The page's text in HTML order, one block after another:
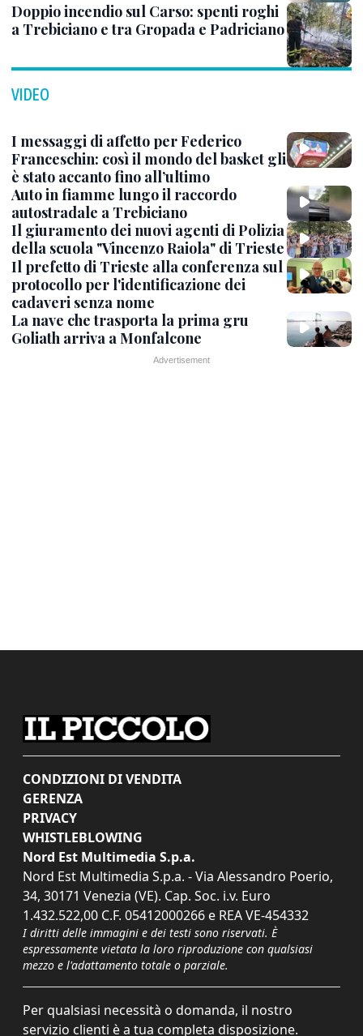
Doppio incendio sul Carso: spenti roghi
a Trebiciano e tra Gropada e Padriciano
VIDEO
I messaggi di affetto per Federico
Franceschin: così il mondo del basket gli
è stato accanto fino all’ultimo
Auto in fiamme lungo il raccordo
autostradale a Trebiciano
Il giuramento dei nuovi agenti di Polizia
della scuola "Vincenzo Raiola" di Trieste
Il prefetto di Trieste alla conferenza sul
protocollo per l'identificazione dei
cadaveri senza nome
La nave che trasporta la prima gru
Goliath arriva a Monfalcone
CONDIZIONI DI VENDITA
GERENZA
PRIVACY
WHISTLEBLOWING
Nord Est Multimedia S.p.a.
Nord Est Multimedia S.p.a. - Via Alessandro Poerio,
34, 30171 Venezia (VE). Cap. Soc. i.v. Euro
1.432.522,00 C.F. 05412000266 e REA VE-454332
I diritti delle immagini e dei testi sono riservati. È
espressamente vietata la loro riproduzione con qualsiasi
mezzo e l'adattamento totale o parziale.
Per qualsiasi necessità o domanda, il nostro
servizio clienti è a tua completa disposizione.